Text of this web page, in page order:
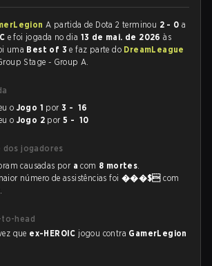
A partida de Dota 2 terminou 2 - 0 a
e foi jogada no dia 13 de mai. de 2026às
uma Best of 3e faz parte do DreamLeague
Stage - Group A.
o Jogo 1 por3 - 16
o Jogo 2 por5 - 10
dos jogadores
causadas por a com 8 mortes.
número de assistências foi ���$com
.
to-head
que ex-HEROIC jogou contra GamerLegion